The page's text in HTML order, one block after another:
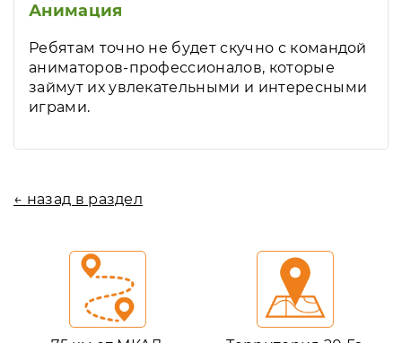
Анимация
Ребятам точно не будет скучно с командой
аниматоров-профессионалов, которые
займут их увлекательными и интересными
играми.
← назад в раздел